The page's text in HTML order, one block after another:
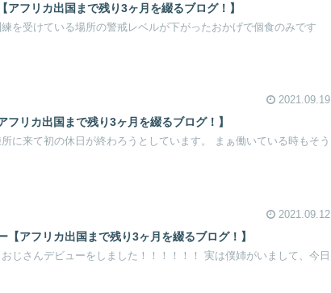
アフリカ出国まで残り3ヶ月を綴るブログ！】
を受けている場所の警戒レベルが下がったおかげで個食のみです
2021.09.19
フリカ出国まで残り3ヶ月を綴るブログ！】
に来て初の休日が終わろうとしています。 まぁ働いている時もそう
2021.09.12
【アフリカ出国まで残り3ヶ月を綴るブログ！】
じさんデビューをしました！！！！！！ 実は僕姉がいまして、今日